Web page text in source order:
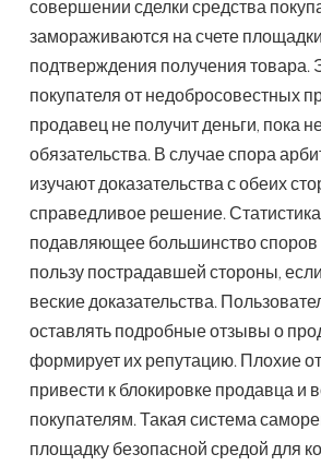
совершении сделки средства
замораживаются на счете
подтверждения получения товара.
покупателя от недобросовестных
продавец не получит деньги, пока
обязательства. В случае спора
изучают доказательства с обеих
справедливое решение.
подавляющее большинство споров
пользу пострадавшей стороны,
веские доказательства.
оставлять подробные отзывы о
формирует их репутацию. Плохие
привести к блокировке продавца и
покупателям. Такая система
площадку безопасной средой для